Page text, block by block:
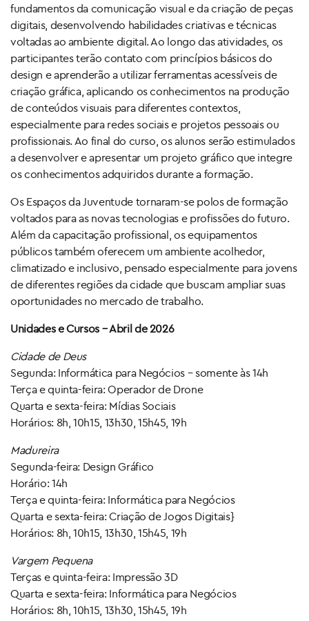
fundamentos da comunicação visual e da criação de peças
digitais, desenvolvendo habilidades criativas e técnicas
voltadas ao ambiente digital. Ao longo das atividades, os
participantes terão contato com princípios básicos do
design e aprenderão a utilizar ferramentas acessíveis de
criação gráfica, aplicando os conhecimentos na produção
de conteúdos visuais para diferentes contextos,
especialmente para redes sociais e projetos pessoais ou
profissionais. Ao final do curso, os alunos serão estimulados
a desenvolver e apresentar um projeto gráfico que integre
os conhecimentos adquiridos durante a formação.
Os Espaços da Juventude tornaram-se polos de formação
voltados para as novas tecnologias e profissões do futuro.
Além da capacitação profissional, os equipamentos
públicos também oferecem um ambiente acolhedor,
climatizado e inclusivo, pensado especialmente para jovens
de diferentes regiões da cidade que buscam ampliar suas
oportunidades no mercado de trabalho.
Unidades e Cursos – Abril de 2026
Cidade de Deus
Segunda: Informática para Negócios – somente às 14h
Terça e quinta-feira: Operador de Drone
Quarta e sexta-feira: Mídias Sociais
Horários: 8h, 10h15, 13h30, 15h45, 19h
Madureira
Segunda-feira: Design Gráfico
Horário: 14h
Terça e quinta-feira: Informática para Negócios
Quarta e sexta-feira: Criação de Jogos Digitais}
Horários: 8h, 10h15, 13h30, 15h45, 19h
Vargem Pequena
Terças e quinta-feira: Impressão 3D
Quarta e sexta-feira: Informática para Negócios
Horários: 8h, 10h15, 13h30, 15h45, 19h